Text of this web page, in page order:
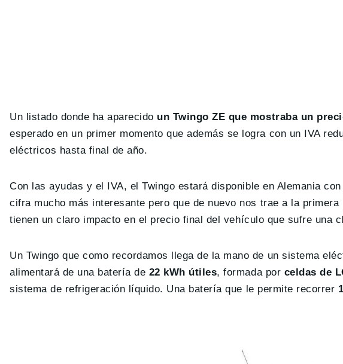
Un listado donde ha aparecido un Twingo ZE que mostraba un
esperado en un primer momento que además se logra con un IVA
eléctricos hasta final de año.
Con las ayudas y el IVA, el Twingo estará disponible en Alemania
cifra mucho más interesante pero que de nuevo nos trae a la
tienen un claro impacto en el precio final del vehículo que sufre una
Un Twingo que como recordamos llega de la mano de un sistema
alimentará de una batería de 22 kWh útiles, formada por celdas de
sistema de refrigeración líquido. Una batería que le permite recorrer